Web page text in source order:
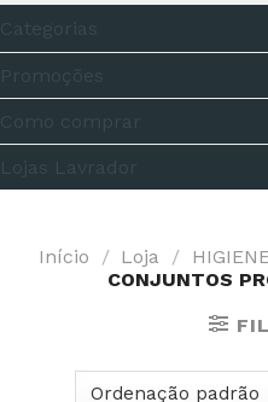
Início / Loja /
CONJUNTOS